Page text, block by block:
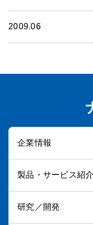
2009.06
企業情報
製品・サービス紹介
研究／開発